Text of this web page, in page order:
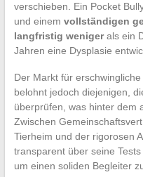
verschieben. Ein Pocket
und einem vollständigen
langfristig wenigerals ein
Jahren eine Dysplasie
Der Markt für
belohnt jedoch diejenigen,
überprüfen, was hinter dem
Zwischen
Tierheim und der rigorosen
transparent über seine
um einen soliden Begleiter